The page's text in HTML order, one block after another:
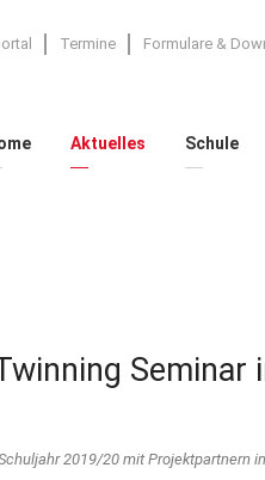
Termine Formulare &
Aktuelles Schule
Seminar
2019/20 mit Projektpartnern